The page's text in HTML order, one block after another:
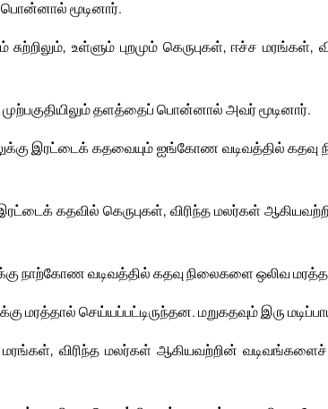
மூடினார்.
சுற்றிலும், உள்ளும் புறமும் கெருபுகள், ஈச்ச
முற்பகுதியிலும் தளத்தைப் பொன்னால் அவர் மூடினார்.
இரட்டைக் கதவையும் ஐங்கோண வடிவத்தில் கதவு
கதவில் கெருபுகள், விரிந்த மலர்கள்
நாற்கோண வடிவத்தில் கதவு நிலைகளை ஒலிவ
மரத்தால் செய்யப்பட்டிருந்தன. மறுகதவும் இரு
மரங்கள், விரிந்த மலர்கள் ஆகியவற்றின்